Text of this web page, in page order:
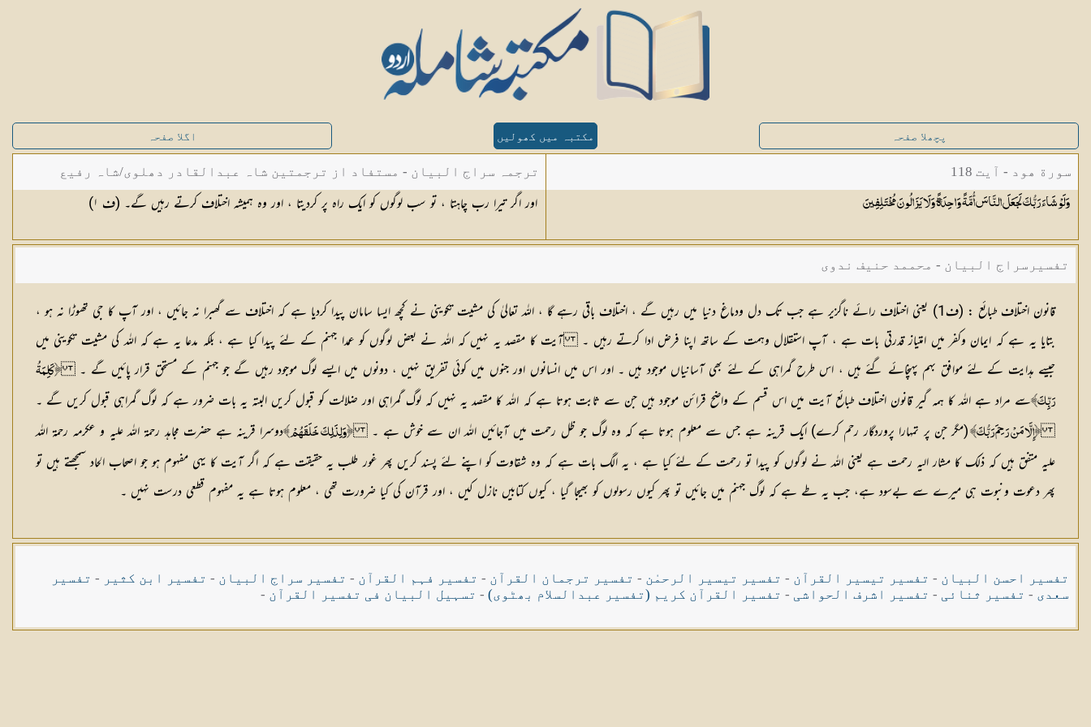
پچھلا صفحہ مکتبہ میں کھولیں اگلا صفحہ
سورة ھود - آیت 118
وَلَوْ شَاءَ رَبُّكَ لَجَعَلَ النَّاسَ أُمَّةً وَاحِدَةً ۖ وَلَا يَزَالُونَمُخْتَلِفِينَ
ترجمہ سراج البیان - مستفاد از ترجمتین شاہ عبدالقادر دھلوی/شاہ رفیع
الدین دھلوی
اور اگر تیرا رب چاہتا ، تو سب لوگوں کو ایک راہ پر کردیتا ، اور وہ ہمیشہ اختلاف کرتے رہیں گے۔ (ف ١)
تفسیرسراج البیان - محممد حنیف ندوی
قانون اختلاف طبائع : (ف1 ) یعنی اختلاف رائے ناگزیر ہے جب تک دل ودماغ دنیا میں رہیں گے ، اختلاف باقی رہے گا ، اللہ تعالیٰ کی مشیت تکوینی نے کچھ ایسا سامان پیدا کردیا ہے کہ اختلاف سے گھبرا نہ جائیں ، اور آپ کا جی تھوڑا نہ ہو ،
بتایا یہ ہے کہ ایمان وکفر میں امتیاز قدرتی بات ہے ، آپ استقلال وہمت کے ساتھ اپنا فرض ادا کرتے رہیں ۔ آیت کا مقصد یہ نہیں کہ اللہ نے بعض لوگوں کو عمدا جہنم کے لئے پیدا کیا ہے ، بلکہ مدعا یہ ہے کہ اللہ کی مشیت تکوینی میں
جیسے ہدایت کے لئے موافق بہم پہنچائے گئے ہیں ، اس طرح گمراہی کے لئے بھی آسانیاں موجود ہیں ۔ اور اس میں انسانوں اور جنوں میں کوئی تفریق نہیں ، دونوں میں ایسے لوگ موجود رہیں گے جو جہنم کے مستحق قرار پائیں گے ۔﴿كَلِمَةُ
رَبِّكَ﴾سے مراد ہے اللہ کا ہمہ گیر قانون اختلاف طبائع آیت میں اس قسم کے واضح قرائن موجود ہیں جن سے ثابت ہوتا ہے کہ اللہ کا مقصد یہ نہیں کہ لوگ گمراہی اور ضلالت کو قبول کریں البتہ یہ بات ضرور ہے کہ لوگ گمراہی قبول کریں گے ۔
﴿إِلَّا مَنْ رَحِمَ رَبُّكَ﴾(مگر جن پر تمہارا پروردگار رحم کرے) ایک قرینہ ہے جس سے معلوم ہوتا ہے کہ وہ لوگ جو ظل رحمت میں آجائیں اللہ ان سے خوش ہے ۔﴿وَلِذَلِكَ خَلَقَهُمْ﴾دوسرا قرینہ ہے حضرت مجاہد رحمۃ اللہ علیہ و عکرمہ رحمۃ اللہ
علیہ متفق ہیں کہ ذلک کا مشار الیہ رحمت ہے یعنی اللہ نے لوگوں کو پیدا تو رحمت کے لئے کیا ہے ، یہ الگ بات ہے کہ وہ شقاوت کو اپنے لئے پسند کریں پھر غور طلب یہ حقیقت ہے کہ اگر آیت کا یہی مفہوم ہو جو اصحاب الحاد سمجھتے ہیں تو
پھر دعوت ونبوت ہی میرے سے بےسود ہے، جب یہ طے ہے کہ لوگ جہنم میں جائیں تو پھر کیوں رسولوں کو بھیجا گیا ، کیوں کتابیں نازل کیں ، اور قرآن کی کیا ضرورت تھی ، معلوم ہوتا ہے یہ مفہوم قطعی درست نہیں ۔
تفسیر احسن البیان - تفسیر تیسیر القرآن - تفسیر تیسیر الرحمٰن - تفسیر ترجمان القرآن - تفسیر فہم القرآن - تفسیر سراج البیان - تفسیر ابن کثیر - تفسیر
سعدی - تفسیر ثنائی - تفسیر اشرف الحواشی - تفسیر القرآن کریم (تفسیر عبدالسلام بھٹوی) - تسہیل البیان فی تفسیر القرآن -